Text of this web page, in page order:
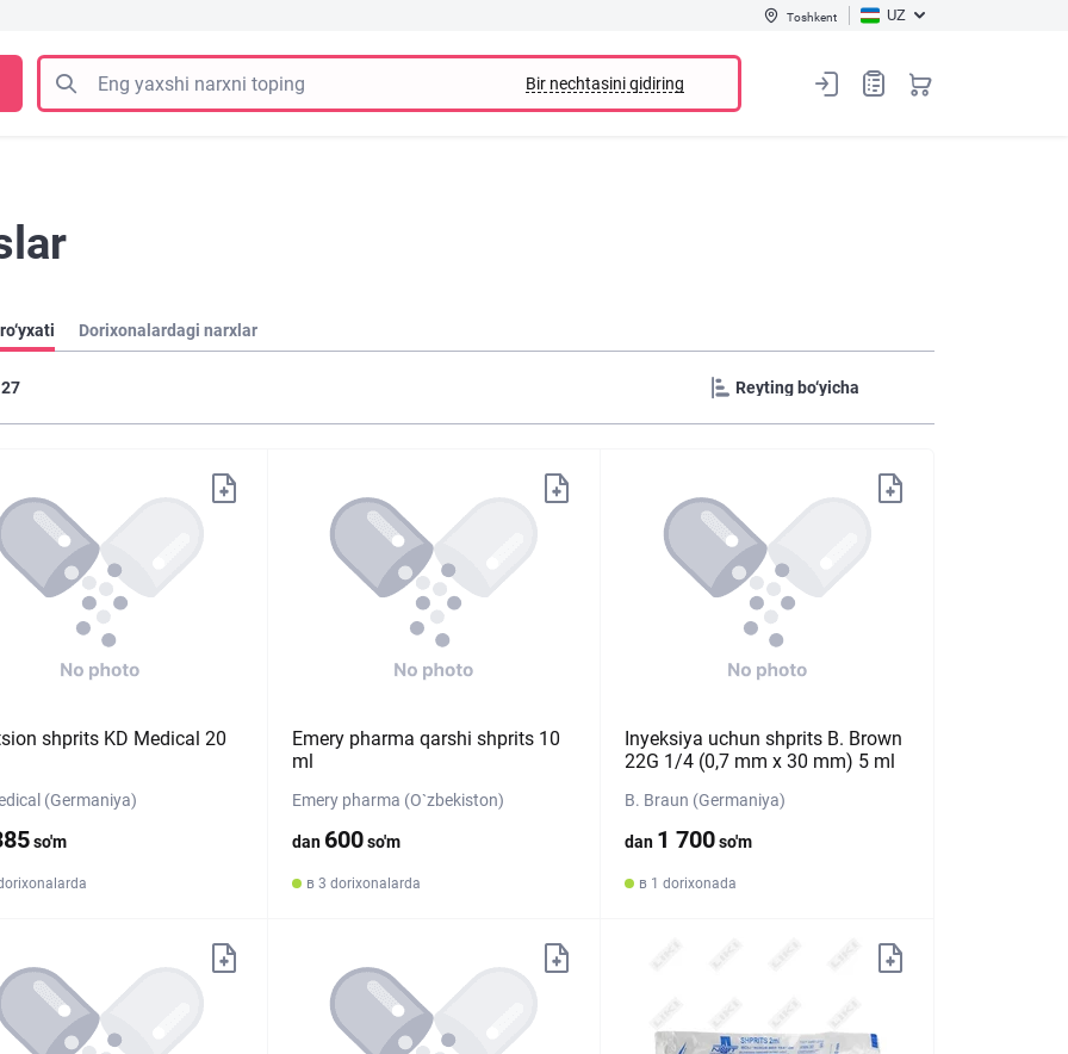
Toshkent UZ
Bir nechtasini qidiring
Dorixonalardagi narxlar
27
shprits KD Medical 20
(Germaniya)
so'm
Emery pharma qarshi shprits 10
ml
Emery pharma (O`zbekiston)
dan 600so'm
в 3 dorixonalarda
Inyeksiya uchun shprits B. Brown
22G 1/4 (0,7 mm х 30 mm) 5 ml
B. Braun (Germaniya)
dan 1 700so'm
в 1 dorixonada